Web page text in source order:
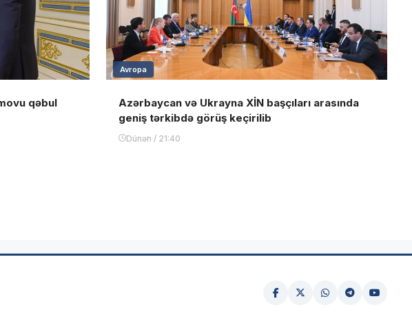
qəbul
Avropa
Azərbaycan və Ukrayna XİN başçıları arasında
geniş tərkibdə görüş keçirilib
Dünən / 21:40